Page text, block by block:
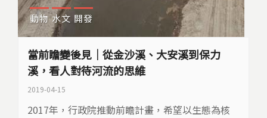
動物 水文 開發
當前瞻變後見｜從金沙溪、大安溪到保力
溪，看人對待河流的思維
2019-04-15
2017年，行政院推動前瞻計畫，希望以生態為核